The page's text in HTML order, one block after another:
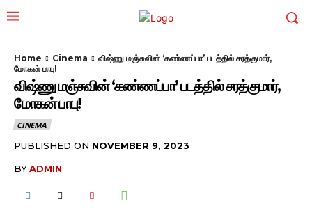
Home Cinema
விஷ்ணு மஞ்சுவின் ‘கண்ணப்பா’ படத்தில் சரத்குமார்,
மோகன் பாபு!
விஷ்ணு மஞ்சுவின் ‘கண்ணப்பா’ படத்தில் சரத்குமார்,
மோகன் பாபு!
CINEMA
PUBLISHED ON NOVEMBER 9, 2023
BYADMIN